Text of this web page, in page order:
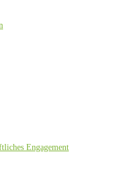
Engagement